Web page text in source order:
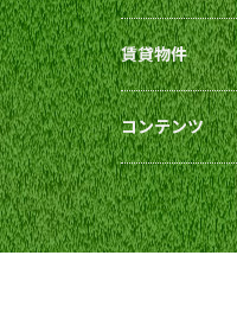
賃貸物件
コンテンツ